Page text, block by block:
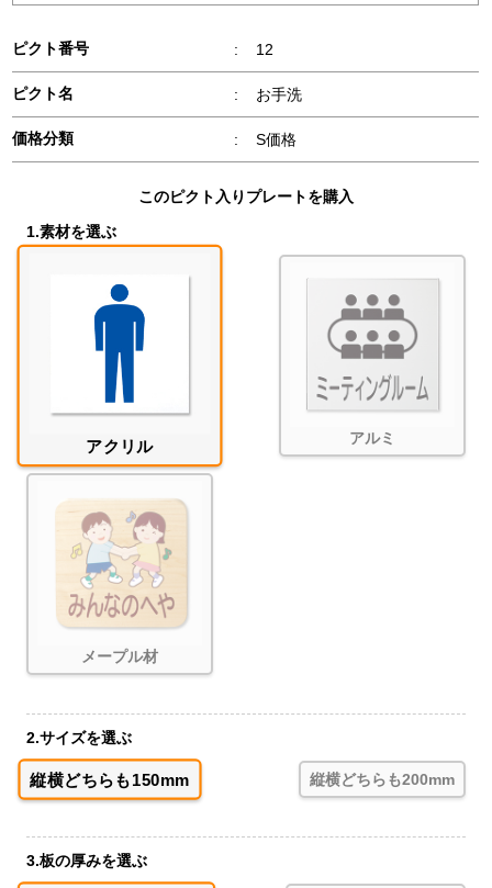
ピクト番号 : 12
ピクト名 : お手洗
価格分類 : S価格
このピクト入りプレートを購入
1.素材を選ぶ
アクリル アルミ
メープル材
2.サイズを選ぶ
縦横どちらも150mm 縦横どちらも200mm
3.板の厚みを選ぶ